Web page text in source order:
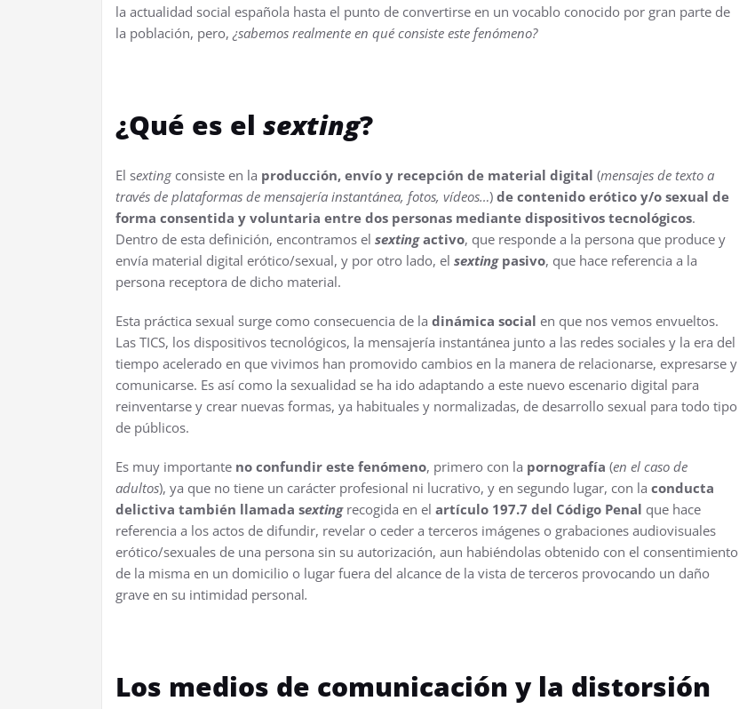
la actualidad social española hasta el punto de convertirse en un vocablo conocido por gran parte de
la población, pero, ¿sabemos realmente en qué consiste este fenómeno?
¿Qué es el sexting?
El sexting consiste en la producción, envío y recepción de material digital (mensajes de texto a
través de plataformas de mensajería instantánea, fotos, vídeos…) de contenido erótico y/o sexual de
forma consentida y voluntaria entre dos personas mediante dispositivos tecnológicos.
Dentro de esta definición, encontramos el sextingactivo, que responde a la persona que produce y
envía material digital erótico/sexual, y por otro lado, el sextingpasivo, que hace referencia a la
persona receptora de dicho material.
Esta práctica sexual surge como consecuencia de la dinámica social en que nos vemos envueltos.
Las TICS, los dispositivos tecnológicos, la mensajería instantánea junto a las redes sociales y la era del
tiempo acelerado en que vivimos han promovido cambios en la manera de relacionarse, expresarse y
comunicarse. Es así como la sexualidad se ha ido adaptando a este nuevo escenario digital para
reinventarse y crear nuevas formas, ya habituales y normalizadas, de desarrollo sexual para todo tipo
de públicos.
Es muy importante no confundir este fenómeno, primero con la pornografía (en el caso de
adultos), ya que no tiene un carácter profesional ni lucrativo, y en segundo lugar, con la conducta
delictiva también llamada sextingrecogida en el artículo 197.7 del Código Penal que hace
referencia a los actos de difundir, revelar o ceder a terceros imágenes o grabaciones audiovisuales
erótico/sexuales de una persona sin su autorización, aun habiéndolas obtenido con el consentimiento
de la misma en un domicilio o lugar fuera del alcance de la vista de terceros provocando un daño
grave en su intimidad personal.
Los medios de comunicación y la distorsión